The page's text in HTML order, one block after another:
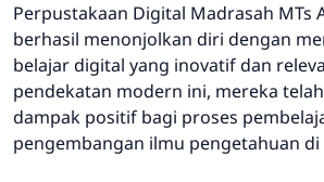
Perpustakaan Digital Madrasah MTs
berhasil menonjolkan diri dengan
belajar digital yang inovatif dan
pendekatan modern ini, mereka
dampak positif bagi proses
pengembangan ilmu pengetahuan di